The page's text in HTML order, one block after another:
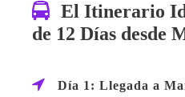
El Itinerario
de 12 Días desde
Día 1: Llegada a